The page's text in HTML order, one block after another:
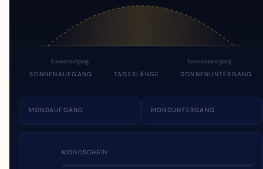
Sonnenaufgang Sonnenuntergang
SONNENAUFGANG TAGESLÄNGE SONNENUNTERGANG
MONDAUFGANG MONDUNTERGANG
MONDSCHEIN